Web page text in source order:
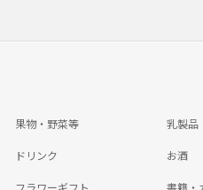
果物・野菜等 乳製品
ドリンク お酒
フラワーギフト 書籍・